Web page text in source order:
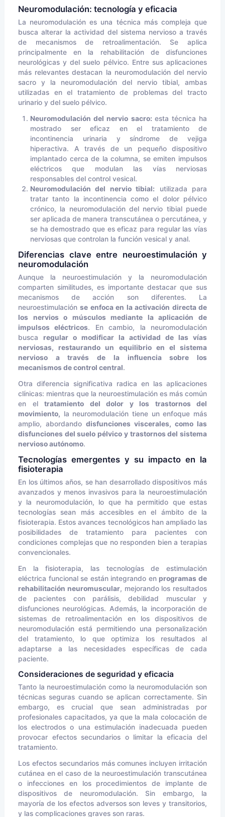
Neuromodulación: tecnología y eficacia
La neuromodulación es una técnica más compleja que
busca alterar la actividad del sistema nervioso a través
de mecanismos de retroalimentación. Se aplica
principalmente en la rehabilitación de disfunciones
neurológicas y del suelo pélvico. Entre sus aplicaciones
más relevantes destacan la neuromodulación del nervio
sacro y la neuromodulación del nervio tibial, ambas
utilizadas en el tratamiento de problemas del tracto
urinario y del suelo pélvico.
Neuromodulación del nervio sacro: esta técnica ha
mostrado ser eficaz en el tratamiento de
incontinencia urinaria y síndrome de vejiga
hiperactiva. A través de un pequeño dispositivo
implantado cerca de la columna, se emiten impulsos
eléctricos que modulan las vías nerviosas
responsables del control vesical.
Neuromodulación del nervio tibial: utilizada para
tratar tanto la incontinencia como el dolor pélvico
crónico, la neuromodulación del nervio tibial puede
ser aplicada de manera transcutánea o percutánea, y
se ha demostrado que es eficaz para regular las vías
nerviosas que controlan la función vesical y anal.
Diferencias clave entre neuroestimulación y
neuromodulación
Aunque la neuroestimulación y la neuromodulación
comparten similitudes, es importante destacar que sus
mecanismos de acción son diferentes. La
neuroestimulaciónse enfoca en la activación directa de
los nervios o músculos mediante la aplicación de
impulsos eléctricos. En cambio, la neuromodulación
busca regular o modificar la actividad de las vías
nerviosas, restaurando un equilibrio en el sistema
nervioso a través de la influencia sobre los
mecanismos de control central.
Otra diferencia significativa radica en las aplicaciones
clínicas: mientras que la neuroestimulación es más común
en el tratamiento del dolor y los trastornos del
movimiento, la neuromodulación tiene un enfoque más
amplio, abordando disfunciones viscerales, como las
disfunciones del suelo pélvico y trastornos del sistema
nervioso autónomo.
Tecnologías emergentes y su impacto en la
fisioterapia
En los últimos años, se han desarrollado dispositivos más
avanzados y menos invasivos para la neuroestimulación
y la neuromodulación, lo que ha permitido que estas
tecnologías sean más accesibles en el ámbito de la
fisioterapia. Estos avances tecnológicos han ampliado las
posibilidades de tratamiento para pacientes con
condiciones complejas que no responden bien a terapias
convencionales.
En la fisioterapia, las tecnologías de estimulación
eléctrica funcional se están integrando en programas de
rehabilitación neuromuscular, mejorando los resultados
de pacientes con parálisis, debilidad muscular y
disfunciones neurológicas. Además, la incorporación de
sistemas de retroalimentación en los dispositivos de
neuromodulación está permitiendo una personalización
del tratamiento, lo que optimiza los resultados al
adaptarse a las necesidades específicas de cada
paciente.
Consideraciones de seguridad y eficacia
Tanto la neuroestimulación como la neuromodulación son
técnicas seguras cuando se aplican correctamente. Sin
embargo, es crucial que sean administradas por
profesionales capacitados, ya que la mala colocación de
los electrodos o una estimulación inadecuada pueden
provocar efectos secundarios o limitar la eficacia del
tratamiento.
Los efectos secundarios más comunes incluyen irritación
cutánea en el caso de la neuroestimulación transcutánea
o infecciones en los procedimientos de implante de
dispositivos de neuromodulación. Sin embargo, la
mayoría de los efectos adversos son leves y transitorios,
y las complicaciones graves son raras.